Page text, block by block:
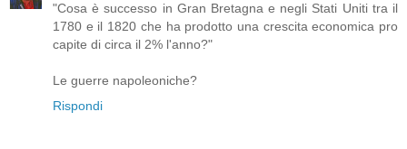
"Cosa è successo in Gran Bretagna e negli Stati Uniti tra il
1780 e il 1820 che ha prodotto una crescita economica pro
capite di circa il 2% l'anno?"
Le guerre napoleoniche?
Rispondi